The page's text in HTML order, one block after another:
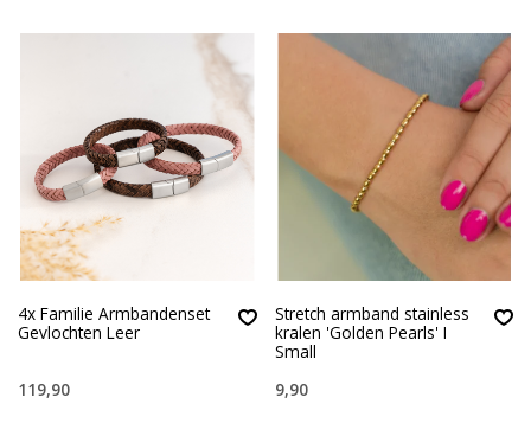
4x Familie Armbandenset
Gevlochten Leer
119,90
Stretch armband stainless
kralen 'Golden Pearls' I
Small
9,90